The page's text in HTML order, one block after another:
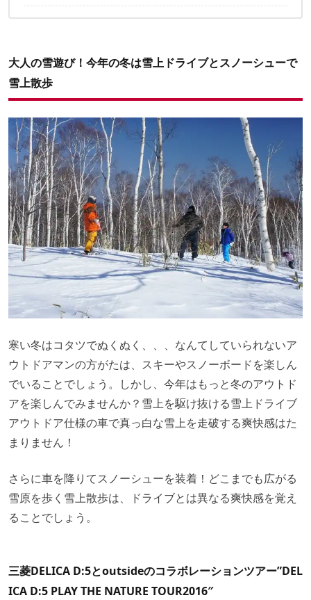
大人の雪遊び！今年の冬は雪上ドライブとスノーシューで
雪上散歩
寒い冬はコタツでぬくぬく、、、なんてしていられないア
ウトドアマンの方がたは、スキーやスノーボードを楽しん
でいることでしょう。しかし、今年はもっと冬のアウトド
アを楽しんでみませんか？雪上を駆け抜ける雪上ドライブ
アウトドア仕様の車で真っ白な雪上を走破する爽快感はた
まりません！
さらに車を降りてスノーシューを装着！どこまでも広がる
雪原を歩く雪上散歩は、ドライブとは異なる爽快感を覚え
ることでしょう。
三菱DELICA D:5とoutsideのコラボレーションツアー”DEL
ICA D:5 PLAY THE NATURE TOUR2016″